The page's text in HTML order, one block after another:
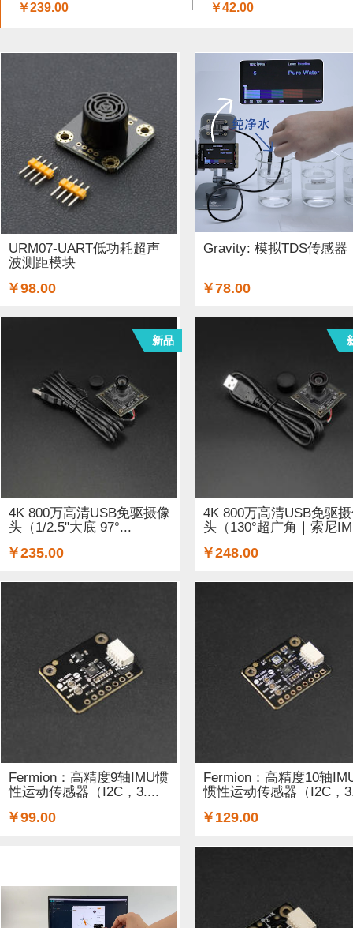
加速度传感器 (32) LattePanda (1) 直流电机驱动器
其他传感器 (8) GPS (1) RFID (3) LCD (17) LED
压力传感器 (14) 行空板 (1) 其他开发板 (9) 编码器
电容 (1) 直流电机 (19) 电位计 (4) 锂电池 (2) 运
铜柱 (2) 太阳能 (3) 其他电子器件 (5) 其他线材 (15)
无线电（射频） (4) GSM/GPRS/GPS (1) 开关和按钮
空气传感器 (62)
其他扩展板 (14) 晶
STEM/创客 教育 (9) AI 人工智能 (4) 电子墨水 (2)
￥239.00 ￥42.00
URM07-UART低功耗超声
波测距模块
￥98.00
Gravity: 模拟TDS传感器
￥78.00
4K 800万高清USB免驱摄像
头（1/2.5"大底 97°...
￥235.00
新品
4K 800万高清USB免驱
头（130°超广角｜索尼
￥248.00
Fermion：高精度9轴IMU惯
性运动传感器（I2C，3....
￥99.00
Fermion：高精度10轴
惯性运动传感器（I2C，
￥129.00